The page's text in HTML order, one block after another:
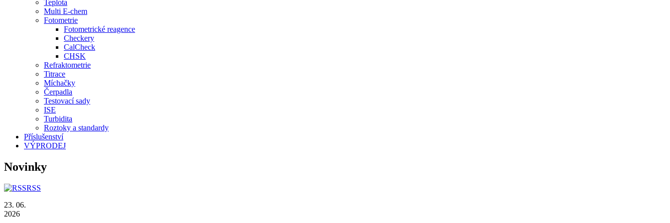
Teplota
Multi E-chem
Fotometrie
Fotometrické reagence
Checkery
CalCheck
CHSK
Refraktometrie
Titrace
Míchačky
Čerpadla
Testovací sady
ISE
Turbidita
Roztoky a standardy
Příslušenství
VÝPRODEJ
Novinky
RSS
23. 06.
2026